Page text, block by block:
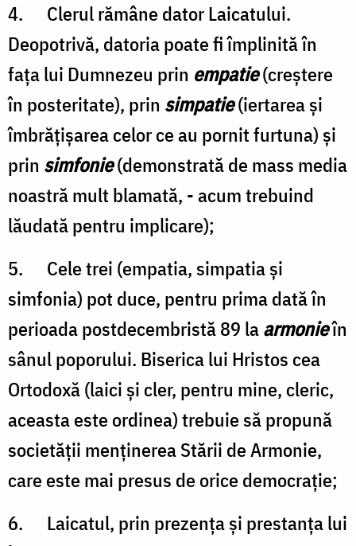
4. Clerul rămâne dator Laicatului.
Deopotrivă, datoria poate fi împlinită în
faţa lui Dumnezeu prin empatie(creştere
în posteritate), prin simpatie(iertarea şi
îmbrăţişarea celor ce au pornit furtuna) şi
prin simfonie(demonstrată de mass media
noastră mult blamată, - acum trebuind
lăudată pentru implicare);
5. Cele trei (empatia, simpatia şi
simfonia) pot duce, pentru prima dată în
perioada postdecembristă 89 laarmonieîn
sânul poporului. Biserica lui Hristos cea
Ortodoxă (laici şi cler, pentru mine, cleric,
aceasta este ordinea) trebuie să propună
societăţii menţinerea Stării de Armonie,
care este mai presus de orice democraţie;
6. Laicatul, prin prezenţa şi prestanţa lui